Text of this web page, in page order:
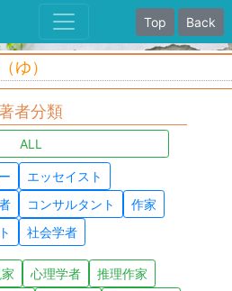
Top Back
ゆ）
者分類
ALL
エッセイスト
コンサルタント
作家
社会学者
心理学者
推理作家